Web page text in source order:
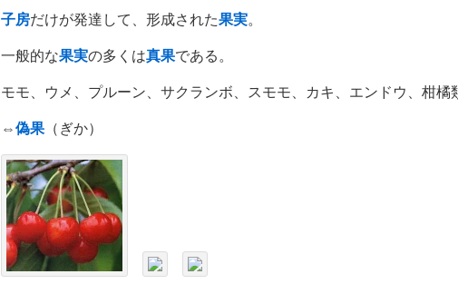
子房だけが発達して、形成された果実。
一般的な果実の多くは真果である。
モモ、ウメ、プルーン、サクランボ、スモモ、カキ、エンドウ、柑橘
⇔偽果 （ぎか）